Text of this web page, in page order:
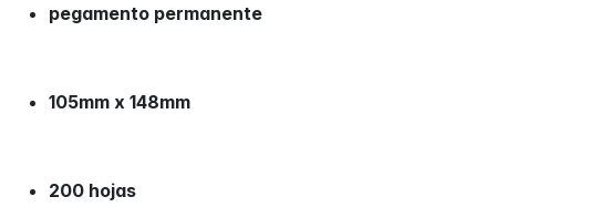
pegamento permanente
105mm x 148mm
200 hojas